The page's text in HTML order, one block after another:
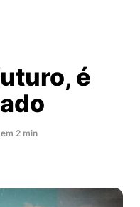
é
about
futuro,
em 2 min